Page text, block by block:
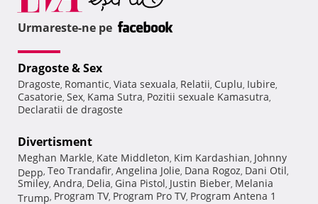
Urmareste-ne pe
Dragoste & Sex
Dragoste, Romantic, Viata sexuala, Relatii, Cuplu, Iubire,
Casatorie, Sex, Kama Sutra, Pozitii sexuale Kamasutra,
Declaratii de dragoste
Divertisment
Meghan Markle, Kate Middleton, Kim Kardashian, Johnny
Depp, Teo Trandafir, Angelina Jolie, Dana Rogoz, Dani Otil,
Smiley, Andra, Delia, Gina Pistol, Justin Bieber, Melania
Trump, Program TV, Program Pro TV, Program Antena 1